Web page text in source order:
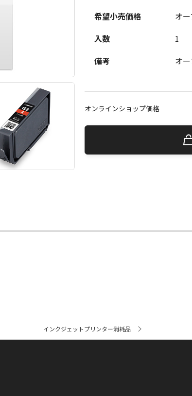
希望小売価格
オ
入数
1
備考
オ
オンラインショップ価格
インクジェットプリンター消耗品